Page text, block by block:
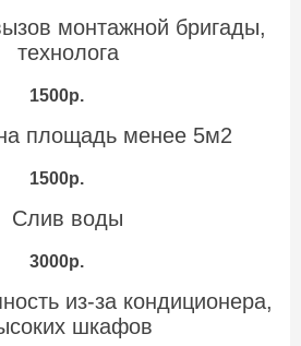
монтажной бригады,
технолога
1500р.
площадь менее 5м2
1500р.
Слив воды
3000р.
из-за кондиционера,
шкафов